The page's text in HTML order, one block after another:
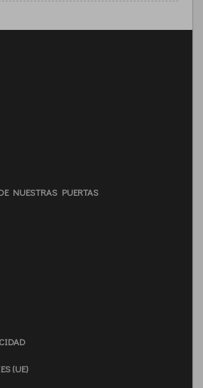
NUESTRAS PUERTAS
(UE)